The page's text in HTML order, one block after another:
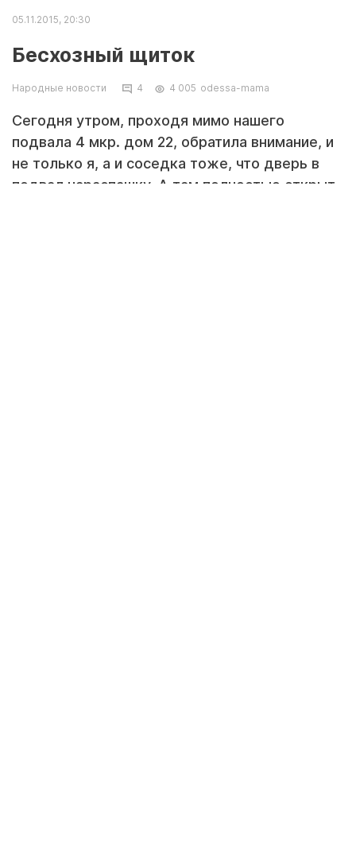
05.11.2015, 20:30
Бесхозный щиток
Народные новости 4 4 005 odessa-mama
Сегодня утром, проходя мимо нашего
подвала 4 мкр. дом 22, обратила внимание, и
не только я, а и соседка тоже, что дверь в
подвал нараспашку. А там полностью открыт